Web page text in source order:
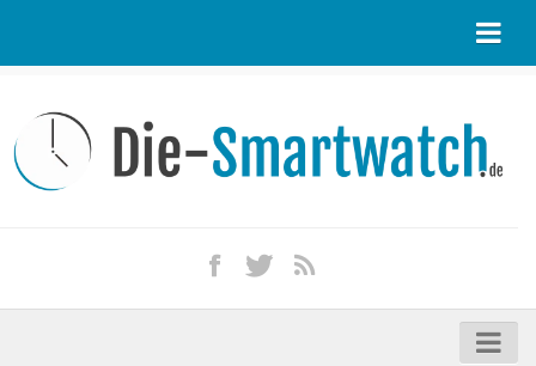
Kontakt / Tipp geben
Impressum
iPhone kaufen